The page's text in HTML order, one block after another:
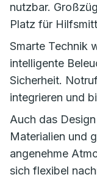
nutzbar.
Platz für
Smarte Technik
intelligente
Sicherheit.
integrieren und
Auch das
Materialien und
angenehme
sich flexibel